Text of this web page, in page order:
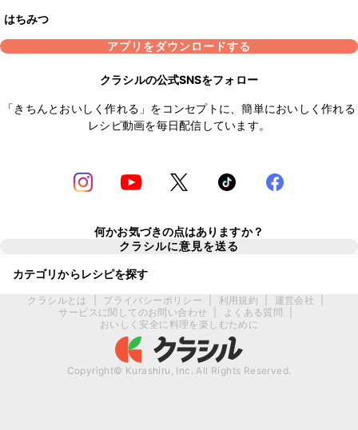
はちみつ
アプリをダウンロードする
クラシルの公式SNSをフォロー
「きちんとおいしく作れる」をコンセプトに、簡単においしく作れる
レシピ動画を毎日配信しています。
何かお気づきの点はありますか？
クラシルに意見を送る
カテゴリからレシピを探す
クラシルとは プライバシーポリシー 利用規約 運営会社
サービスに関してのお問い合わせ
よくある質問
おいしく安全に料理を楽しむために
Copyright© Kurashiru, Inc. All Rights Reserved.